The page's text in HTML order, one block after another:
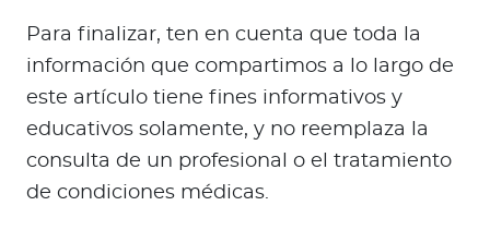
Para finalizar, ten en cuenta que toda la
información que compartimos a lo largo de
este artículo tiene fines informativos y
educativos solamente, y no reemplaza la
consulta de un profesional o el tratamiento
de condiciones médicas.